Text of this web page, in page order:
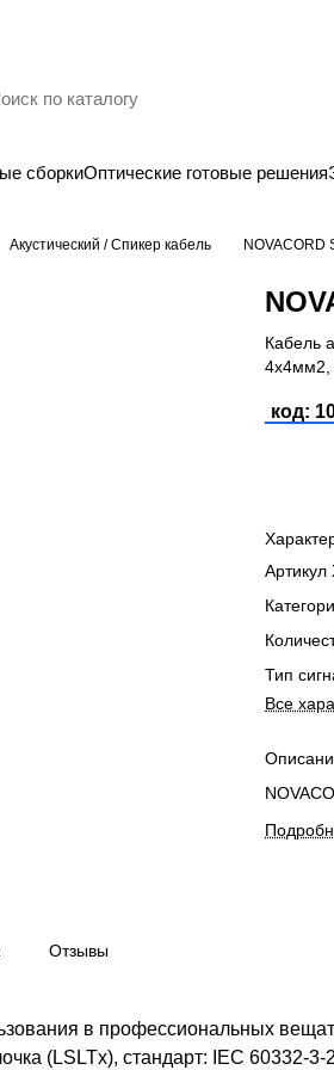
сборкиОптические готовые решения
Акустический / Спикер кабель NOVACORD
Кабель
4х4мм2,
код:
Артикул
Тип
Все
Отзывы
в профессиональных
(LSLTx), стандарт: IEC 60332-3-